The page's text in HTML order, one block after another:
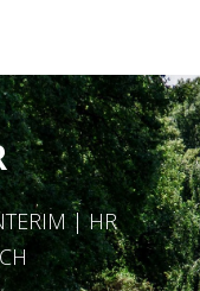
| HR